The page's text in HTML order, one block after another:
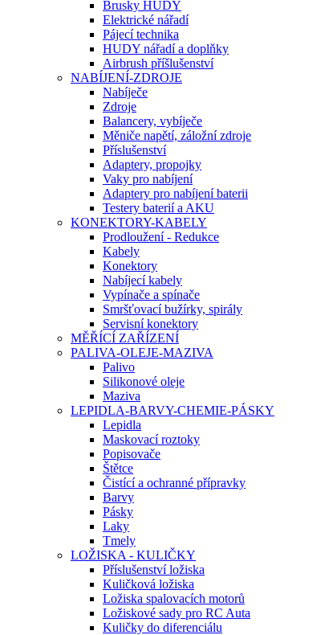
Brusky HUDY
Elektrické nářadí
Pájecí technika
HUDY nářadí a doplňky
Airbrush příšlušenství
NABÍJENÍ-ZDROJE
Nabíječe
Zdroje
Balancery, vybíječe
Měniče napětí, záložní zdroje
Příslušenství
Adaptery, propojky
Vaky pro nabíjení
Adaptery pro nabíjení baterii
Testery baterií a AKU
KONEKTORY-KABELY
Prodloužení - Redukce
Kabely
Konektory
Nabíjecí kabely
Vypínače a spínače
Smršťovací bužírky, spirály
Servisní konektory
MĚŘÍCÍ ZAŘÍZENÍ
PALIVA-OLEJE-MAZIVA
Palivo
Silikonové oleje
Maziva
LEPIDLA-BARVY-CHEMIE-PÁSKY
Lepidla
Maskovací roztoky
Popisovače
Štětce
Čistící a ochranné přípravky
Barvy
Pásky
Laky
Tmely
LOŽISKA - KULIČKY
Příslušenství ložiska
Kuličková ložiska
Ložiska spalovacích motorů
Ložiskové sady pro RC Auta
Kuličky do diferenciálu